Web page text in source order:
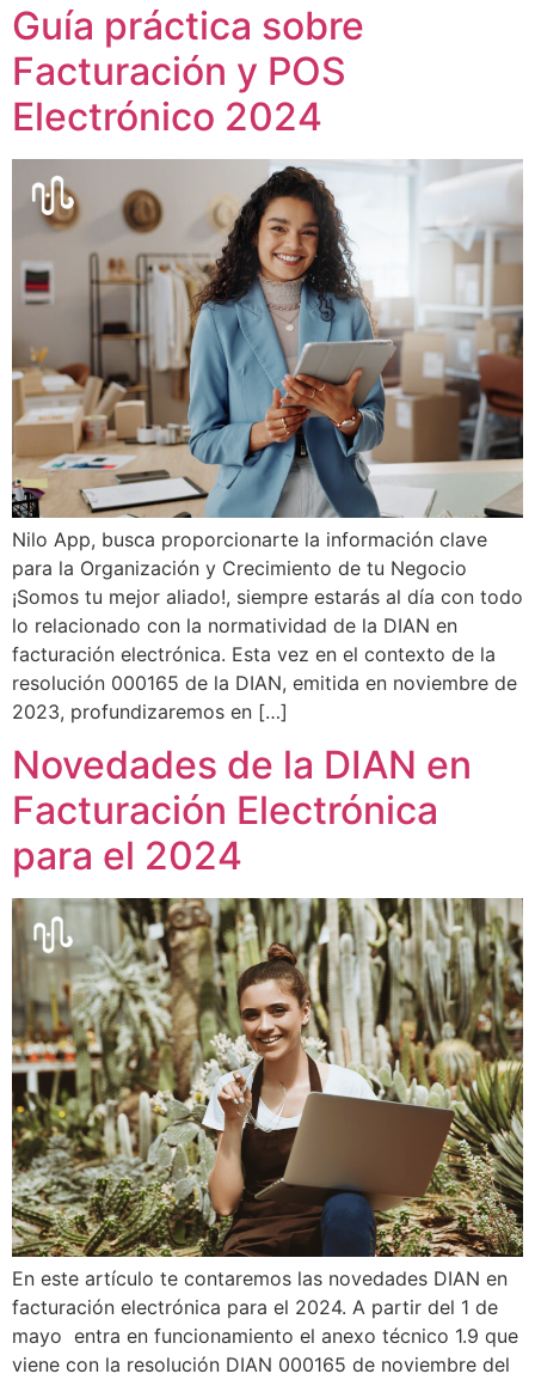
Guía práctica sobre
Facturación y POS
Electrónico 2024
Nilo App, busca proporcionarte la información clave
para la Organización y Crecimiento de tu Negocio
¡Somos tu mejor aliado!, siempre estarás al día con todo
lo relacionado con la normatividad de la DIAN en
facturación electrónica. Esta vez en el contexto de la
resolución 000165 de la DIAN, emitida en noviembre de
2023, profundizaremos en […]
Novedades de la DIAN en
Facturación Electrónica
para el 2024
En este artículo te contaremos las novedades DIAN en
facturación electrónica para el 2024. A partir del 1 de
mayo entra en funcionamiento el anexo técnico 1.9 que
viene con la resolución DIAN 000165 de noviembre del